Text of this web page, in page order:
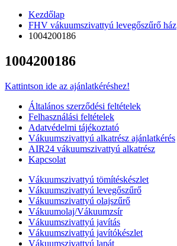
Kezdőlap
FHV vákuumszivattyú levegőszűrő ház
1004200186
1004200186
Kattintson ide az ajánlatkéréshez!
Általános szerződési feltételek
Felhasználási feltételek
Adatvédelmi tájékoztató
Vákuumszivattyú alkatrész ajánlatkérés
AIR24 vákuumszivattyú alkatrész
Kapcsolat
Vákuumszivattyú tömítéskészlet
Vákuumszivattyú levegőszűrő
Vákuumszivattyú olajszűrő
Vákuumolaj/Vákuumzsír
Vákuumszivattyú javítás
Vákuumszivattyú javítókészlet
Vákuumszivattyú lapát